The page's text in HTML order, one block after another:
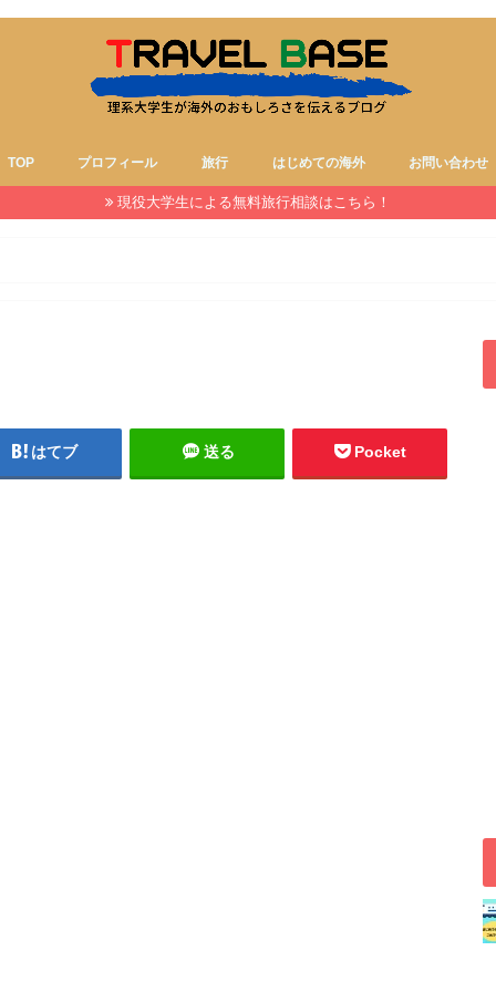
TOP プロフィール 旅行 はじめての海外 お問い合わせ
現役大学生による無料旅行相談はこちら！
はてブ 送る Pocket